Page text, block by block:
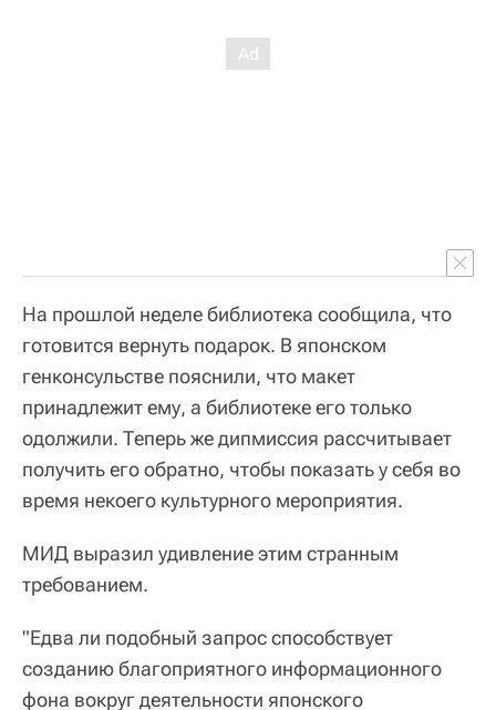
На прошлой неделе библиотека сообщила, что
готовится вернуть подарок. В японском
генконсульстве пояснили, что макет
принадлежит ему, а библиотеке его только
одолжили. Теперь же дипмиссия рассчитывает
получить его обратно, чтобы показать у себя во
время некоего культурного мероприятия.
МИД выразил удивление этим странным
требованием.
"Едва ли подобный запрос способствует
созданию благоприятного информационного
фона вокруг деятельности японского